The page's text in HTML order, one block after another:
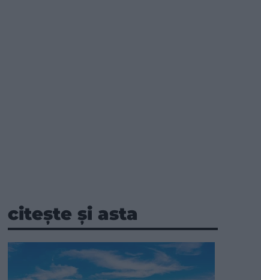
citește și asta